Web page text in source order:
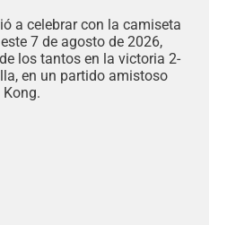
a celebrar con la camiseta
7 de agosto de 2026,
los tantos en la victoria 2-
en un partido amistoso